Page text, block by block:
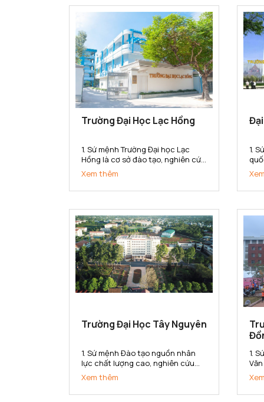
tế trong các lĩnh vực khoa học
gắn
Trường Đại Học Lạc Hồng
1. Sứ mệnh Trường Đại học Lạc
Hồng là cơ sở đào tạo, nghiên cứu
khoa học ứng dụng, chuyển giao
công nghệ đáp ứng nhu cầu xã
hội. Trường cung cấp nguồn nhân
lực và phẩm chất phục vụ sự
nghiệp...
Xem thêm
1.
về
đại
Trường Đại Học Tây Nguyên
1. Sứ mệnh Đào tạo nguồn nhân
lực chất lượng cao, nghiên cứu
khoa học và chuyển giao công
nghệ phục vụ cho sự nghiệp phát
triển kinh tế - xã hội. Bảo tồn và
Xem thêm
1.
tạo
cơ